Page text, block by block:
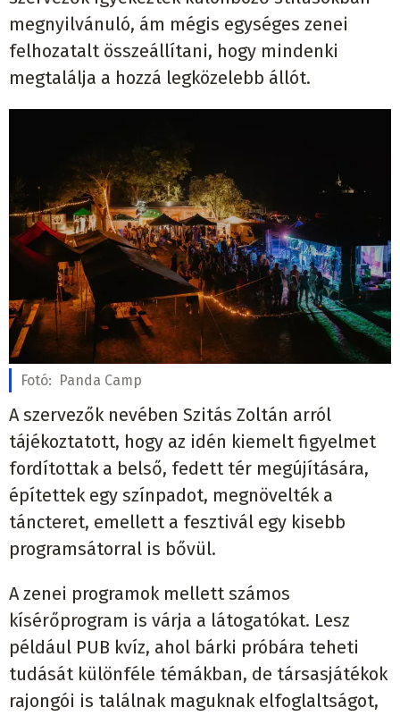
megnyilvánuló, ám mégis egységes zenei
felhozatalt összeállítani, hogy mindenki
megtalálja a hozzá legközelebb állót.
Fotó: Panda Camp
A szervezők nevében Szitás Zoltán arról
tájékoztatott, hogy az idén kiemelt figyelmet
fordítottak a belső, fedett tér megújítására,
építettek egy színpadot, megnövelték a
táncteret, emellett a fesztivál egy kisebb
programsátorral is bővül.
A zenei programok mellett számos
kísérőprogram is várja a látogatókat. Lesz
például PUB kvíz, ahol bárki próbára teheti
tudását különféle témákban, de társasjátékok
rajongói is találnak maguknak elfoglaltságot,